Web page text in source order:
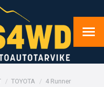
TOYOTA
4 Runner